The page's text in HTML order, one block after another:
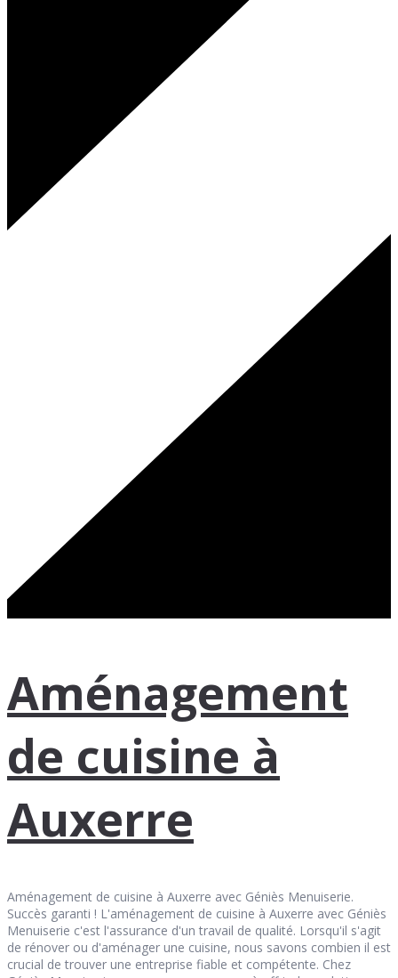
Aménagement
de cuisine à
Auxerre
Aménagement de cuisine à Auxerre avec Géniès Menuiserie.
Succès garanti ! L'aménagement de cuisine à Auxerre avec Géniès
Menuiserie c'est l'assurance d'un travail de qualité. Lorsqu'il s'agit
de rénover ou d'aménager une cuisine, nous savons combien il est
crucial de trouver une entreprise fiable et compétente. Chez